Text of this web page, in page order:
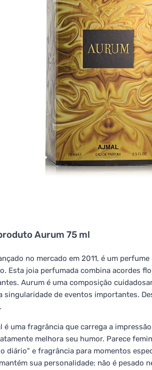
Aurum 75 ml
no mercado em 2011, é um
Esta joia perfumada combina acordes
Aurum é uma composição
singularidade de eventos importantes.
é uma fragrância que carrega a
melhora seu humor. Parece
diário" e fragrância para momentos
sua personalidade: não é pesado